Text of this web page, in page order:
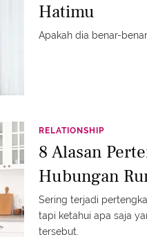
Hatimu
Apakah dia benar-
RELATIONSHIP
8 Alasan
Hubungan
Sering terjadi
tapi ketahui apa saja
tersebut.